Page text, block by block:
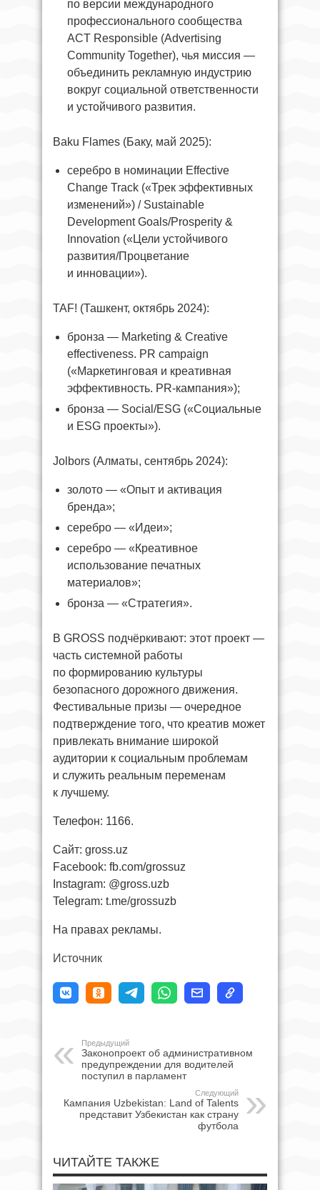
по версии международного
профессионального сообщества
ACT Responsible (Advertising
Community Together), чья миссия —
объединить рекламную индустрию
вокруг социальной ответственности
и устойчивого развития.
Baku Flames (Баку, май 2025):
серебро в номинации Effective
Change Track («Трек эффективных
изменений») / Sustainable
Development Goals/Prosperity &
Innovation («Цели устойчивого
развития/Процветание
и инновации»).
TAF! (Ташкент, октябрь 2024):
бронза — Marketing & Creative
effectiveness. PR campaign
(«Маркетинговая и креативная
эффективность. PR-кампания»);
бронза — Social/ESG («Социальные
и ESG проекты»).
Jolbors (Алматы, сентябрь 2024):
золото — «Опыт и активация
бренда»;
серебро — «Идеи»;
серебро — «Креативное
использование печатных
материалов»;
бронза — «Стратегия».
В GROSS подчёркивают: этот проект —
часть системной работы
по формированию культуры
безопасного дорожного движения.
Фестивальные призы — очередное
подтверждение того, что креатив может
привлекать внимание широкой
аудитории к социальным проблемам
и служить реальным переменам
к лучшему.
Телефон: 1166.
Сайт: gross.uz
Facebook: fb.com/grossuz
Instagram: @gross.uzb
Telegram: t.me/grossuzb
На правах рекламы.
Источник
Предыдущий
Законопроект об административном
предупреждении для водителей
поступил в парламент
Следующий
Кампания Uzbekistan: Land of Talents
представит Узбекистан как страну
футбола
ЧИТАЙТЕ ТАКЖЕ